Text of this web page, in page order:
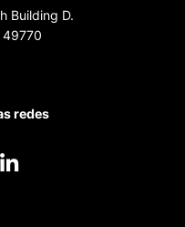
Building D.
49770
redes